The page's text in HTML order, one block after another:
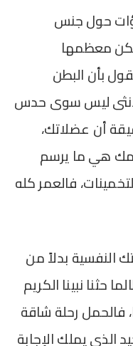
حول جنس
معظمها
بأن البطن
لأنثى ليس سوى حدس
أن عضلاتك،
هي ما يرسم
فالعمر كله
النفسية بدلاً من
حثنا نبينا الكريم
فالحمل رحلة شاقة
الذي يملك الإجابة